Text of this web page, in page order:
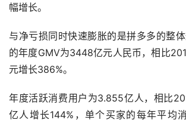
幅增长。
与净亏损同时快速膨胀的是拼多多的整
的年度GMV为3448亿元人民币，相比
元增长386%。
年度活跃消费用户为3.855亿人，相比
亿人增长144%，单个买家的每年平均